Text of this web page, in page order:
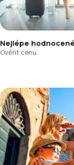
Nejlépe
Ověřit cenu